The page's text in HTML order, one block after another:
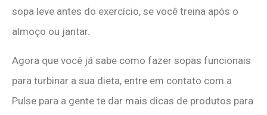
sopa leve antes do exercício, se você treina após o
almoço ou jantar.
Agora que você já sabe como fazer sopas funcionais
para turbinar a sua dieta, entre em contato com a
Pulse para a gente te dar mais dicas de produtos para